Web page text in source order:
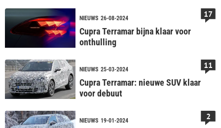
NIEUWS 26-08-2024
Cupra Terramar bijna klaar voor
onthulling
17
NIEUWS 25-03-2024
Cupra Terramar: nieuwe SUV klaar
voor debuut
11
NIEUWS 19-01-2024 2